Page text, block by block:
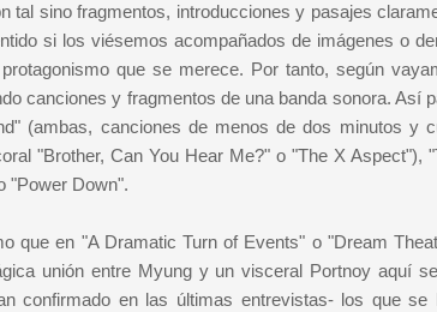
sino fragmentos, introducciones y pasajes
si los viésemos acompañados de imágenes o
que se merece. Por tanto, según
canciones y fragmentos de una banda sonora. Así
(ambas, canciones de menos de dos minutos y
"Brother, Can You Hear Me?" o "The X Aspect"),
"Power Down".
que en "A Dramatic Turn of Events" o "Dream
unión entre Myung y un visceral Portnoy aquí
confirmado en las últimas entrevistas- los que se